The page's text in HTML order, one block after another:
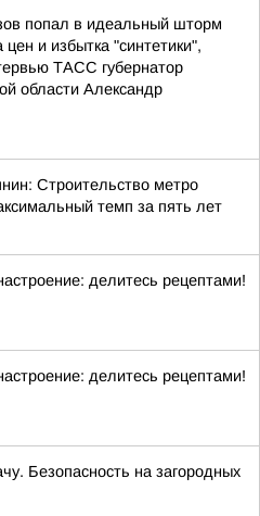
попал в идеальный шторм
цен и избытка "синтетики",
ТАСС губернатор
области Александр
Строительство метро
темп за пять лет
делитесь рецептами!
делитесь рецептами!
Безопасность на загородных